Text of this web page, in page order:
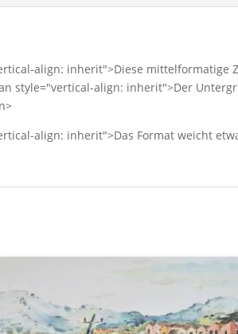
align: inherit">Diese mittelformatige
style="vertical-align: inherit">Der
align: inherit">Das Format weicht